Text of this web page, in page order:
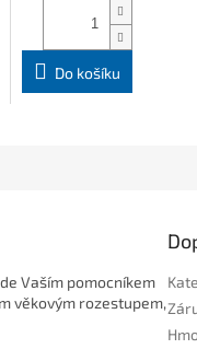
Do košíku
Vaším pomocníkem
věkovým rozestupem,